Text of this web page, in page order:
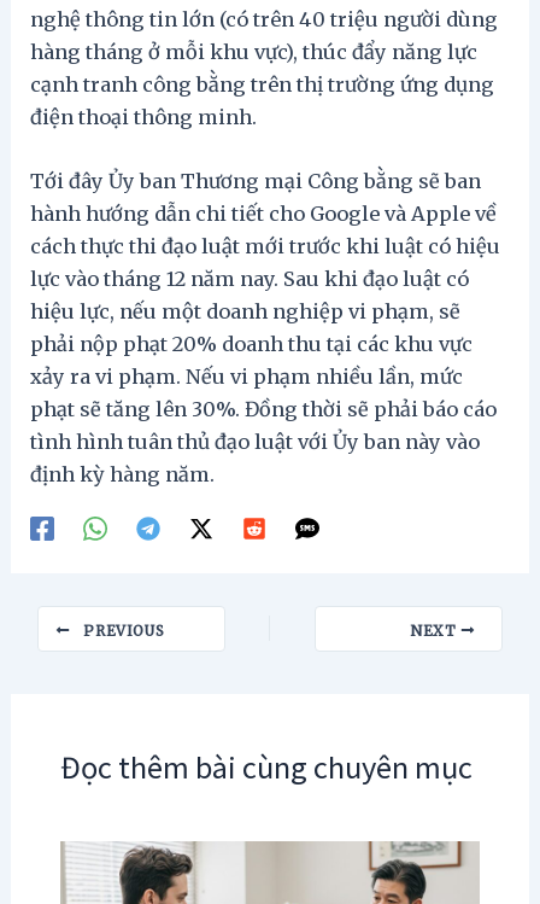
nghệ thông tin lớn (có trên 40 triệu người dùng
hàng tháng ở mỗi khu vực), thúc đẩy năng lực
cạnh tranh công bằng trên thị trường ứng dụng
điện thoại thông minh.
Tới đây Ủy ban Thương mại Công bằng sẽ ban
hành hướng dẫn chi tiết cho Google và Apple về
cách thực thi đạo luật mới trước khi luật có hiệu
lực vào tháng 12 năm nay. Sau khi đạo luật có
hiệu lực, nếu một doanh nghiệp vi phạm, sẽ
phải nộp phạt 20% doanh thu tại các khu vực
xảy ra vi phạm. Nếu vi phạm nhiều lần, mức
phạt sẽ tăng lên 30%. Đồng thời sẽ phải báo cáo
tình hình tuân thủ đạo luật với Ủy ban này vào
định kỳ hàng năm.
navigation
PREVIOUS NEXT
Đọc thêm bài cùng chuyên mục